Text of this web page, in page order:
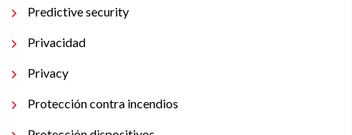
Predictive security
Privacidad
Privacy
Protección contra incendios